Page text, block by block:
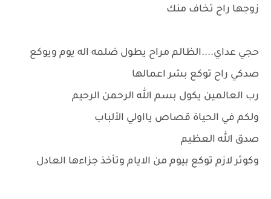
زوجها راح تخاف منك
حجي عداي....الظالم مراح يطول ضلمه اله يوم ويوكع
صدكي راح توكع بشر اعمالها
رب العالمين يكول بسم الله الرحمن الرحيم
ولكم في الحياة قصاص يااولي الألباب
صدق الله العظيم
وكوثر لازم توكع بيوم من الايام وتأخذ جزاءها العادل